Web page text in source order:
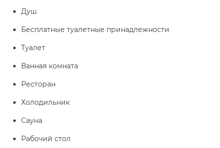
Душ
Бесплатные туалетные принадлежности
Туалет
Ванная комната
Ресторан
Холодильник
Сауна
Рабочий стол